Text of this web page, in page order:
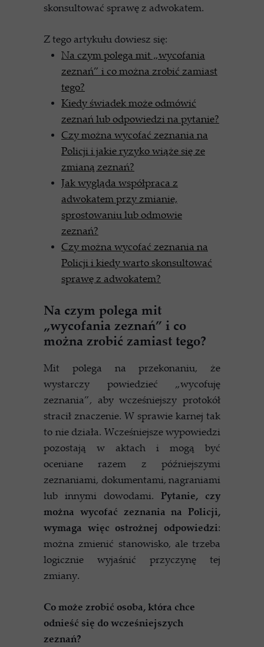
skonsultować sprawę z adwokatem.
Z tego artykułu dowiesz się:
Na czym polega mit „wycofania
zeznań” i co można zrobić zamiast
tego?
Kiedy świadek może odmówić
zeznań lub odpowiedzi na pytanie?
Czy można wycofać zeznania na
Policji i jakie ryzyko wiąże się ze
zmianą zeznań?
Jak wygląda współpraca z
adwokatem przy zmianie,
sprostowaniu lub odmowie
zeznań?
Czy można wycofać zeznania na
Policji i kiedy warto skonsultować
sprawę z adwokatem?
Na czym polega mit
„wycofania zeznań” i co
można zrobić zamiast tego?
Mit polega na przekonaniu, że
wystarczy powiedzieć „wycofuję
zeznania”, aby wcześniejszy protokół
stracił znaczenie. W sprawie karnej tak
to nie działa. Wcześniejsze wypowiedzi
pozostają w aktach i mogą być
oceniane razem z późniejszymi
zeznaniami, dokumentami, nagraniami
lub innymi dowodami. Pytanie, czy
można wycofać zeznania na Policji,
wymaga więc ostrożnej odpowiedzi:
można zmienić stanowisko, ale trzeba
logicznie wyjaśnić przyczynę tej
zmiany.
Co może zrobić osoba, która chce
odnieść się do wcześniejszych
zeznań?